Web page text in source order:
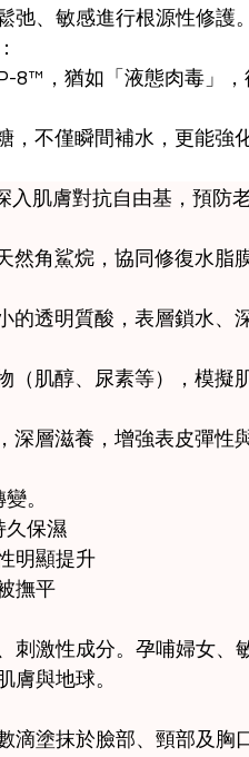
弛、敏感進行根源性修護。
8™，猶如「液態肉毒」
，不僅瞬間補水，更能強
入肌膚對抗自由基，預防
然角鯊烷，協同修復水脂
的透明質酸，表層鎖水、
（肌醇、尿素等），模擬
深層滋養，增強表皮彈性
。
久保濕
明顯提升
撫平
刺激性成分。孕哺婦女、
膚與地球。
滴塗抹於臉部、頸部及胸